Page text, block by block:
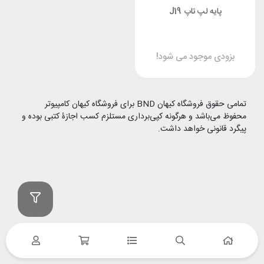
پایه لپ تاپ J19
بزودی موجود می شود!
تمامی حقوق فروشگاه کیهان BND برای فروشگاه کیهان کامپیوتر
محفوظ می‌باشد و هرگونه کپی‌برداری مستلزم کسب اجازۀ کتبی بوده و
پیگرد قانونی خواهد داشت.